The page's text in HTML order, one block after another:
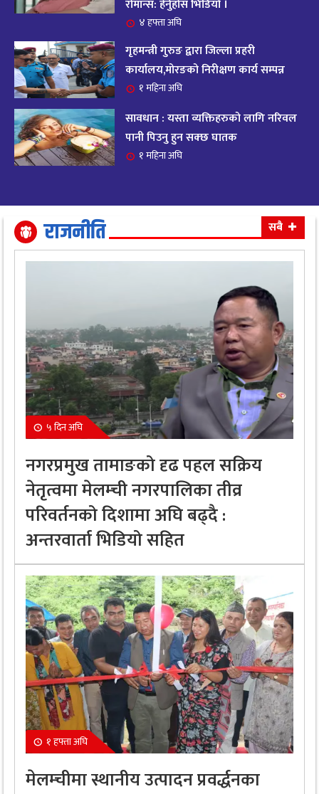
११ महिना अघि
१८
आजको राशिफल : आइतवार, ८ भदौ २०८२ (२४ अगस्ट
२०२५)
११ महिना अघि
१९ आजको राशिफल २०८२ भदाै ४ गते, बुधवार
११ महिना अघि
धैर्यले सफलता मिल्नेछ
११ महिना अघि
रोमान्स: हेर्नुहोस भिडियो ।
४ हफ्ता अघि
गृहमन्त्री गुरुङ द्वारा जिल्ला प्रहरी
कार्यालय,मोरङको निरीक्षण कार्य सम्पन्न
१ महिना अघि
सावधान : यस्ता व्यक्तिहरुको लागि नरिवल
पानी पिउनु हुन सक्छ घातक
१ महिना अघि
राजनीति सबै
५ दिन अघि
नगरप्रमुख तामाङको दृढ पहल सक्रिय
नेतृत्वमा मेलम्ची नगरपालिका तीव्र
परिवर्तनको दिशामा अघि बढ्दै :
अन्तरवार्ता भिडियो सहित
१ हफ्ता अघि
मेलम्चीमा स्थानीय उत्पादन प्रवर्द्धनका